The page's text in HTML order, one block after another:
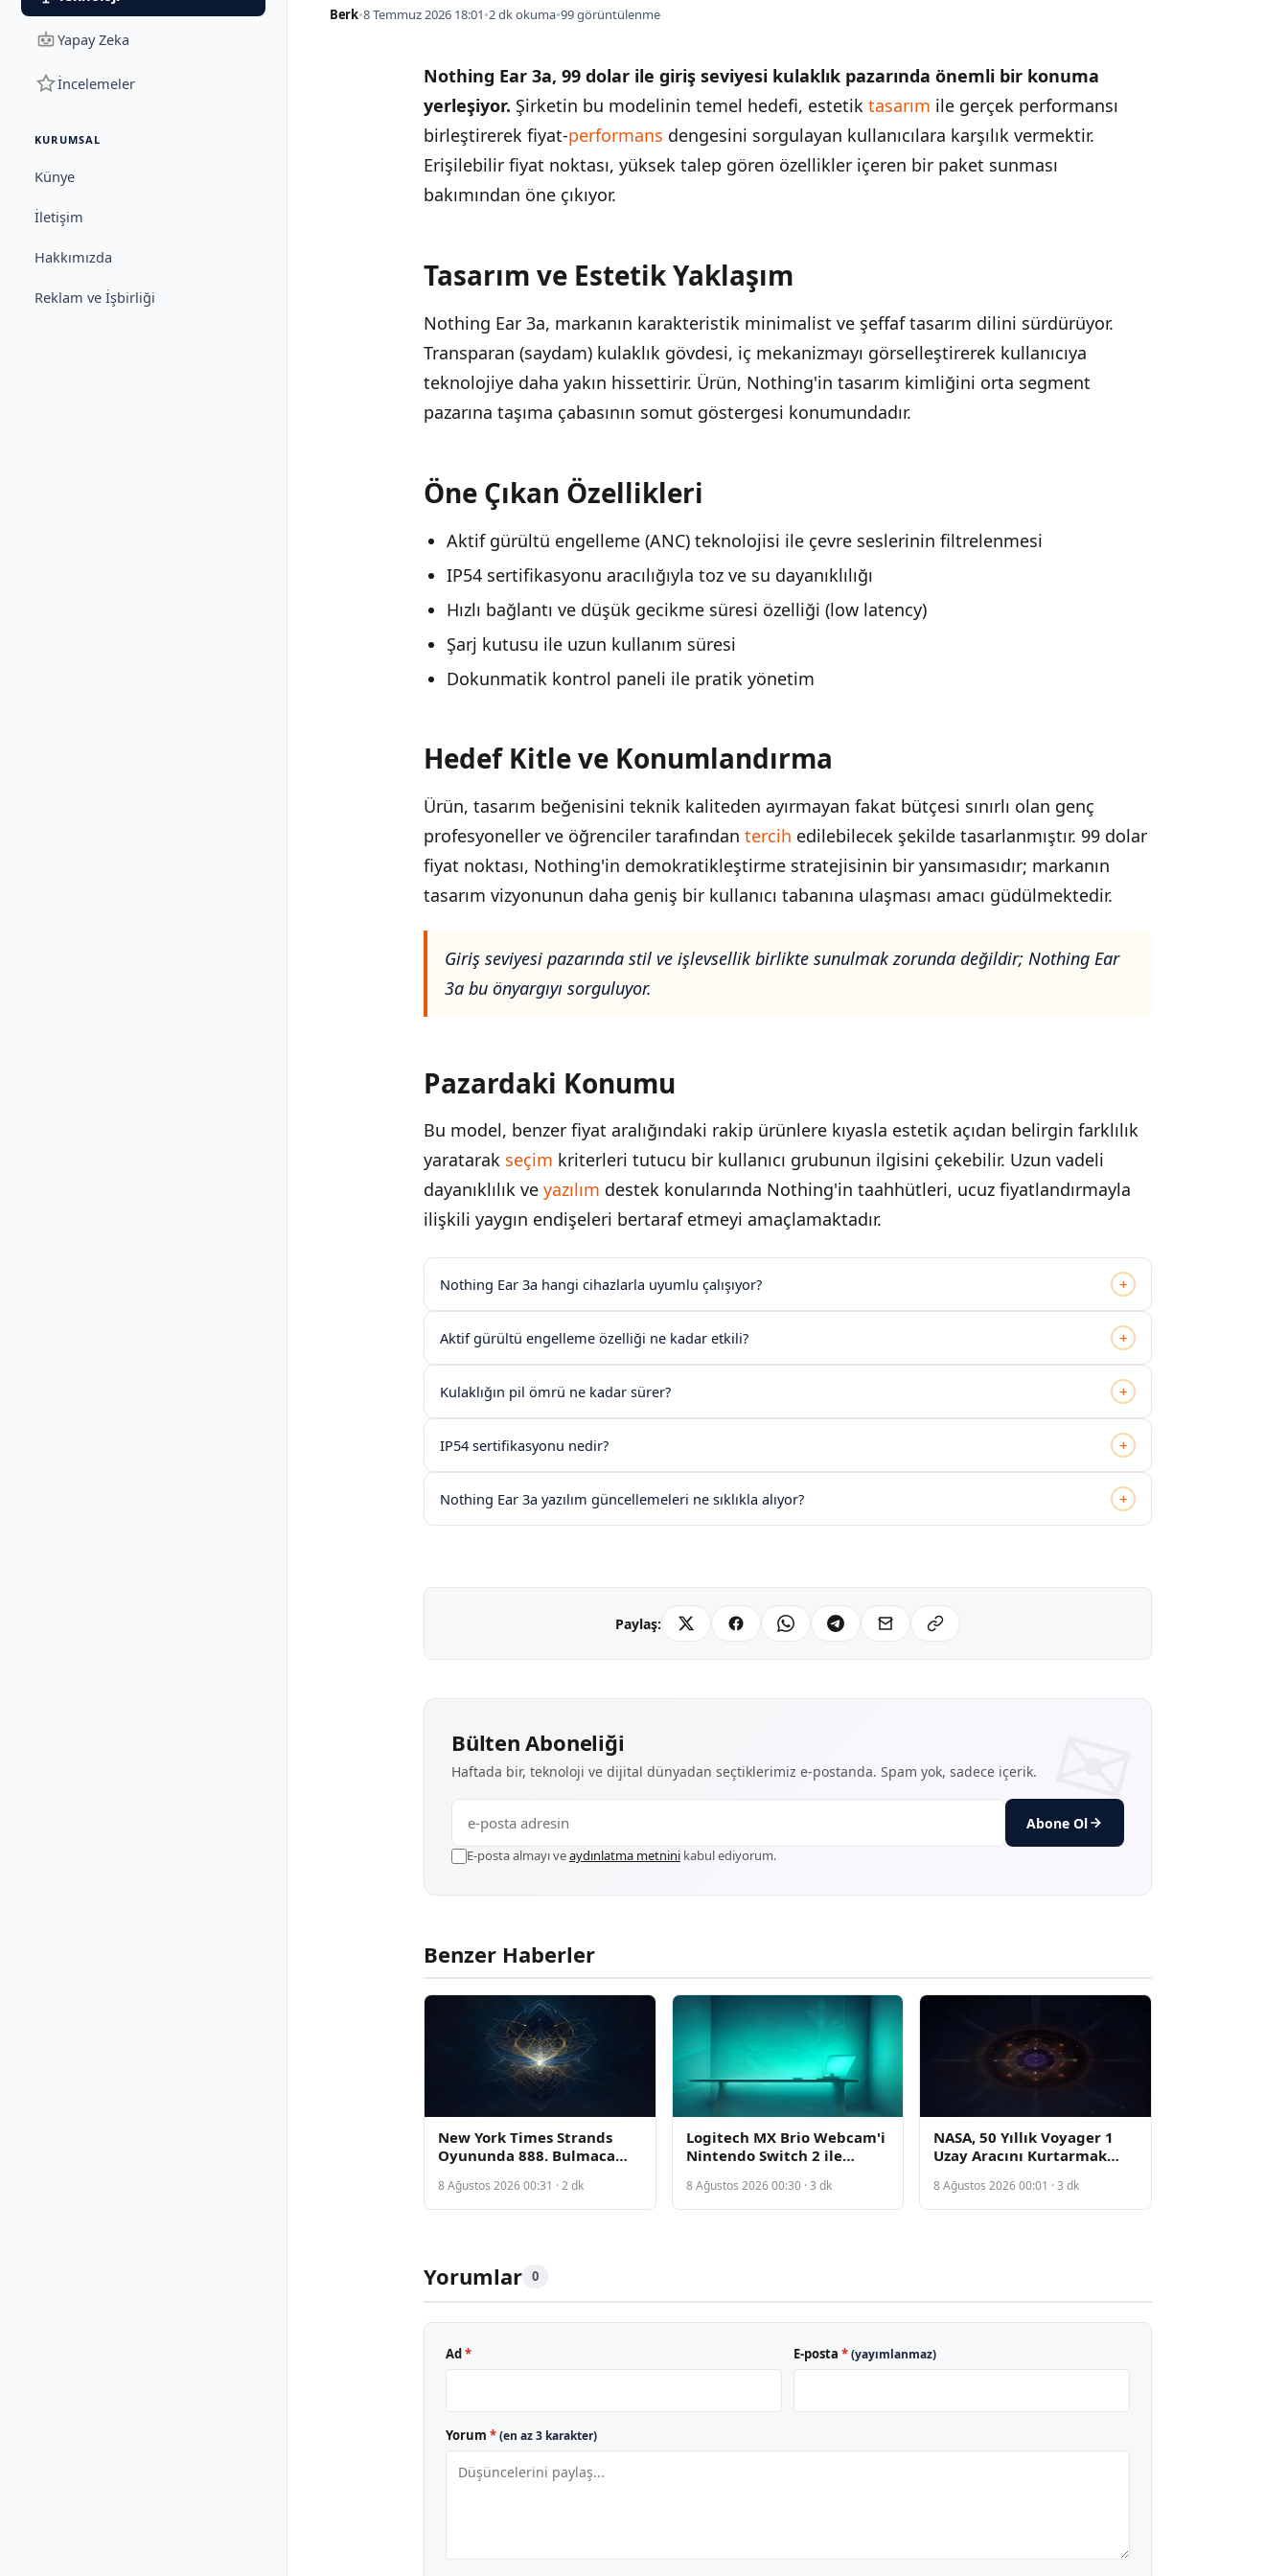
Yapay Zeka
İncelemeler
KURUMSAL
Künye
İletişim
Hakkımızda
Reklam ve İşbirliği
Berk•8 Temmuz 2026 18:01•2 dk okuma•99 görüntülenme
Nothing Ear 3a, 99 dolar ile giriş seviyesi kulaklık pazarında önemli bir konuma
yerleşiyor. Şirketin bu modelinin temel hedefi, estetik tasarım ile gerçek performansı
birleştirerek fiyat-performans dengesini sorgulayan kullanıcılara karşılık vermektir.
Erişilebilir fiyat noktası, yüksek talep gören özellikler içeren bir paket sunması
bakımından öne çıkıyor.
İÇINDEKILER ›
Tasarım ve Estetik Yaklaşım
Hedef Kitle ve Konumlandırma
Tasarım ve Estetik Yaklaşım
Nothing Ear 3a, markanın karakteristik minimalist ve şeffaf tasarım dilini sürdürüyor.
Transparan (saydam) kulaklık gövdesi, iç mekanizmayı görselleştirerek kullanıcıya
teknolojiye daha yakın hissettirir. Ürün, Nothing'in tasarım kimliğini orta segment
pazarına taşıma çabasının somut göstergesi konumundadır.
Öne Çıkan Özellikleri
Aktif gürültü engelleme (ANC) teknolojisi ile çevre seslerinin filtrelenmesi
IP54 sertifikasyonu aracılığıyla toz ve su dayanıklılığı
Hızlı bağlantı ve düşük gecikme süresi özelliği (low latency)
Şarj kutusu ile uzun kullanım süresi
Dokunmatik kontrol paneli ile pratik yönetim
Hedef Kitle ve Konumlandırma
Ürün, tasarım beğenisini teknik kaliteden ayırmayan fakat bütçesi sınırlı olan genç
profesyoneller ve öğrenciler tarafından tercih edilebilecek şekilde tasarlanmıştır. 99 dolar
fiyat noktası, Nothing'in demokratikleştirme stratejisinin bir yansımasıdır; markanın
tasarım vizyonunun daha geniş bir kullanıcı tabanına ulaşması amacı güdülmektedir.
Giriş seviyesi pazarında stil ve işlevsellik birlikte sunulmak zorunda değildir; Nothing Ear
3a bu önyargıyı sorguluyor.
Pazardaki Konumu
Bu model, benzer fiyat aralığındaki rakip ürünlere kıyasla estetik açıdan belirgin farklılık
yaratarak seçim kriterleri tutucu bir kullanıcı grubunun ilgisini çekebilir. Uzun vadeli
dayanıklılık ve yazılım destek konularında Nothing'in taahhütleri, ucuz fiyatlandırmayla
ilişkili yaygın endişeleri bertaraf etmeyi amaçlamaktadır.
Nothing Ear 3a hangi cihazlarla uyumlu çalışıyor? +
Aktif gürültü engelleme özelliği ne kadar etkili? +
Kulaklığın pil ömrü ne kadar sürer? +
IP54 sertifikasyonu nedir? +
Nothing Ear 3a yazılım güncellemeleri ne sıklıkla alıyor? +
Paylaş:
Bülten Aboneliği
Haftada bir, teknoloji ve dijital dünyadan seçtiklerimiz e-postanda. Spam yok, sadece içerik.
Abone Ol
E-posta almayı veaydınlatma metnini kabul ediyorum.
Benzer Haberler
New York Times Strands
Oyununda 888. Bulmaca
8 Ağustos 2026 00:31 · 2 dk
Logitech MX Brio Webcam'i
Nintendo Switch 2 ile
Tarihi Seviyeye İndi
8 Ağustos 2026 00:30 · 3 dk
NASA, 50 Yıllık Voyager 1
Uzay Aracını Kurtarmak
Hamlesine Hazırlanıyor
8 Ağustos 2026 00:01 · 3 dk
Yorumlar 0
Ad* E-posta *(yayımlanmaz)
Yorum *(en az 3 karakter)